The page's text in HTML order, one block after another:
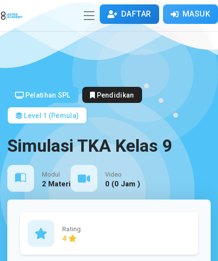
DAFTAR MASUK
Pelatihan SPL Pendidikan
Level 1 (Pemula)
Simulasi TKA Kelas 9
Modul
2 Materi
Video
0 (0 Jam )
Rating
4